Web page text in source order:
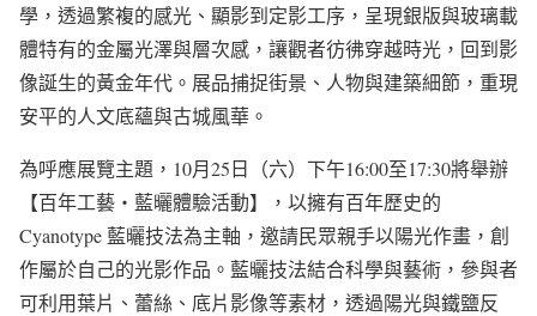
學，透過繁複的感光、顯影到定影工序，呈現銀版與玻璃載
體特有的金屬光澤與層次感，讓觀者彷彿穿越時光，回到影
像誕生的黃金年代。展品捕捉街景、人物與建築細節，重現
安平的人文底蘊與古城風華。
為呼應展覽主題，10月25日（六）下午16:00至17:30將舉辦
【百年工藝・藍曬體驗活動】，以擁有百年歷史的
Cyanotype 藍曬技法為主軸，邀請民眾親手以陽光作畫，創
作屬於自己的光影作品。藍曬技法結合科學與藝術，參與者
可利用葉片、蕾絲、底片影像等素材，透過陽光與鐵鹽反